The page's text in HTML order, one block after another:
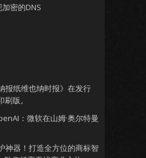
密的DNS
报纸维也纳时报》在发行
版。
：微软在山姆·奥尔特曼
神器！打造全方位的商标智